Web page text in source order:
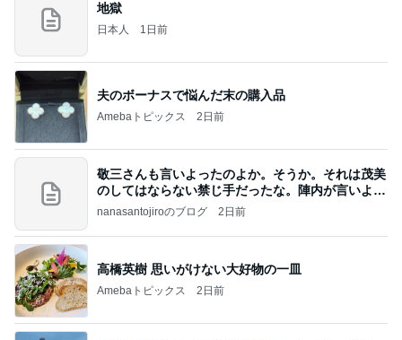
地獄
日本人 1日前
夫のボーナスで悩んだ末の購入品
Amebaトピックス 2日前
敬三さんも言いよったのよか。そうか。それは茂美
のしてはならない禁じ手だったな。陣内が言いよる
のよ
nanasantojiroのブログ 2日前
高橋英樹 思いがけない大好物の一皿
Amebaトピックス 2日前